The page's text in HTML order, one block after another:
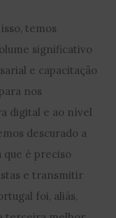
temos
significativo
e capacitação
nos
digital e ao nível
descurado a
que é preciso
e transmitir
foi, aliás,